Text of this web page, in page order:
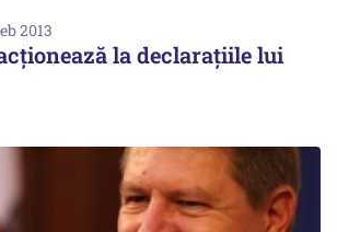
2013
la declarațiile lui